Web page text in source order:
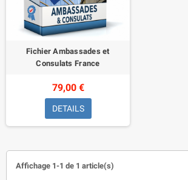
Fichier Ambassades et
Consulats France
79,00 €
DETAILS
Affichage 1-1 de 1 article(s)